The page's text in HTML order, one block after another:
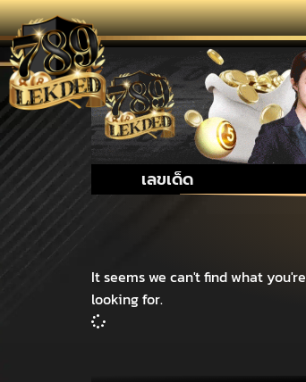
เลขเด็ด
It seems we can't find what you're
looking for.